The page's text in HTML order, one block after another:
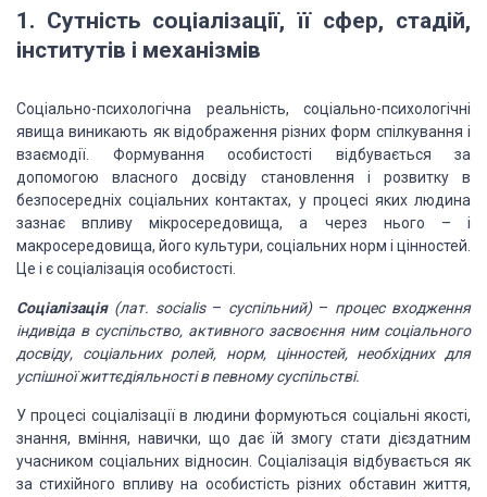
1. Сутність соціалізації, її сфер, стадій,
інститутів і механізмів
Соціально-психологічна реальність, соціально-психологічні
явища виникають як відображення різних форм спілкування і
взаємодії. Формування особистості відбувається за
допомогою власного досвіду становлення і розвитку в
безпосередніх соціальних контактах, у процесі яких людина
зазнає впливу мікросередовища, а через нього –
і
макросередовища, його культури, соціальних норм і цінностей.
Це і є соціалізація особистості.
Соціалізація (лат. socialis – суспільний) – процес входження
індивіда в суспільство, активного засвоєння ним соціального
досвіду, соціальнихролей, норм, цінностей, необхідних для
успішної життєдіяльності в певному суспільстві.
У процесі соціалізації в людини формуються соціальні якості,
знання, вміння, навички, що дає їй змогу стати дієздатним
учасником соціальних відносин. Соціалізація відбувається як
за стихійного впливу на особистість різних обставин життя,